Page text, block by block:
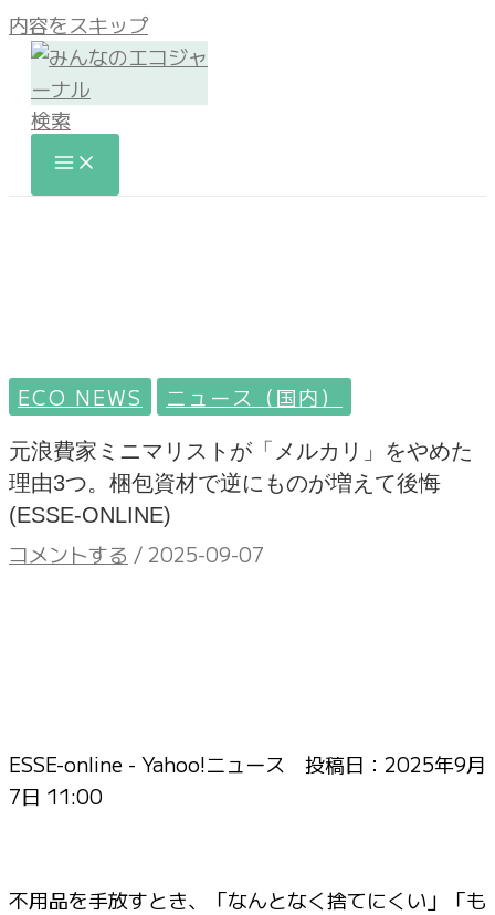
内容をスキップ
検索
ECO NEWS ニュース（国内）
元浪費家ミニマリストが「メルカリ」をやめた
理由3つ。梱包資材で逆にものが増えて後悔
(ESSE-ONLINE)
コメントする / 2025-09-07
ESSE-online - Yahoo!ニュース 投稿日： 2025年9月
7日 11:00
不用品を手放すとき、「なんとなく捨てにくい」「も